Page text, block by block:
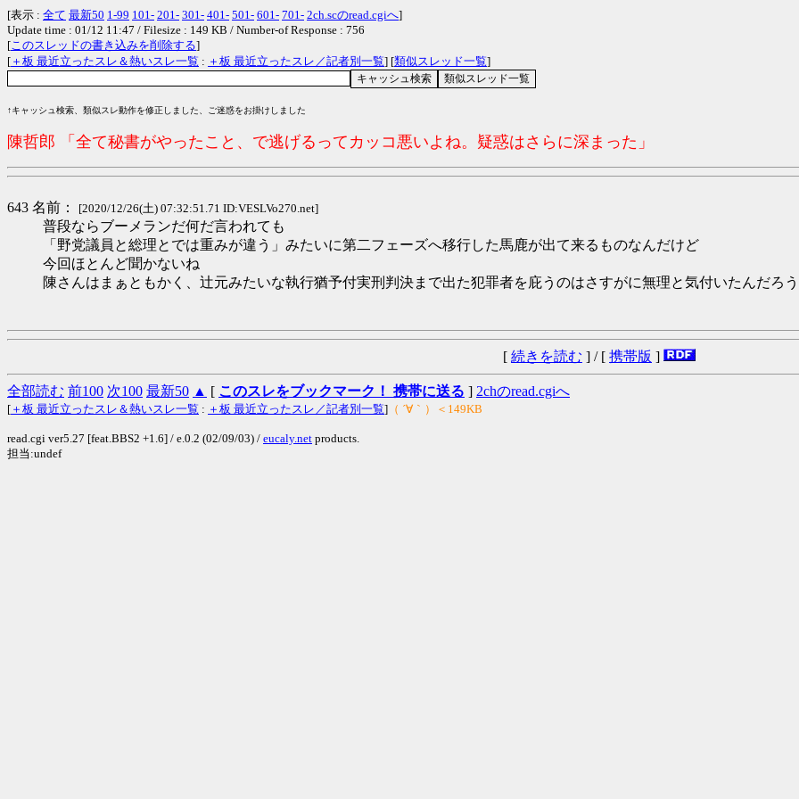
[表示 : 全て 最新50 1-99 101- 201- 301- 401- 501- 601- 701- 2ch.scのread.cgiへ]
Update time : 01/12 11:47 / Filesize : 149 KB / Number-of Response : 756
[このスレッドの書き込みを削除する]
[ ＋板 最近立ったスレ＆熱いスレ一覧 : ＋板 最近立ったスレ／記者別一覧] [類似スレッド一覧]
↑キャッシュ検索、類似スレ動作を修正しました、ご迷惑をお掛けしました
陳哲郎 「全て秘書がやったこと、で逃げるってカッコ悪いよね。疑惑はさらに深まった」
643 名前： [2020/12/26(土) 07:32:51.71 ID:VESLVo270.net]
普段ならブーメランだ何だ言われても
「野党議員と総理とでは重みが違う」みたいに第二フェーズへ移行した馬鹿が出て来るものなんだけど
今回ほとんど聞かないね
陳さんはまぁともかく、辻元みたいな執行猶予付実刑判決まで出た犯罪者を庇うのはさすがに無理と気付いたんだろ
[ 続きを読む ] / [ 携帯版 ]
全部読む 前100 次100 最新50 ▲ [ このスレをブックマーク！ 携帯に送る ] 2chのread.cgiへ
[ ＋板 最近立ったスレ＆熱いスレ一覧 : ＋板 最近立ったスレ／記者別一覧] （ ´∀｀）＜149KB
read.cgi ver5.27 [feat.BBS2 +1.6] / e.0.2 (02/09/03) / eucaly.net products.
担当:undef